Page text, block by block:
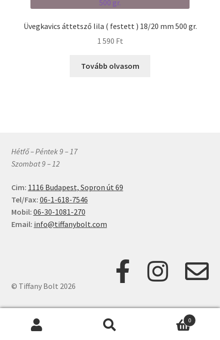
Üvegkavics áttetsző lila ( festett ) 18/20 mm 500 gr.
1 590 Ft
Tovább olvasom
Hétfő – Péntek 9 – 17
Szombat 9 – 12
Cim: 1116 Budapest, Sopron út 69
Tel/Fax: 06-1-618-7546
Mobil: 06-30-1081-270
Email: info@tiffanybolt.com
© Tiffany Bolt 2026
Keresés
0